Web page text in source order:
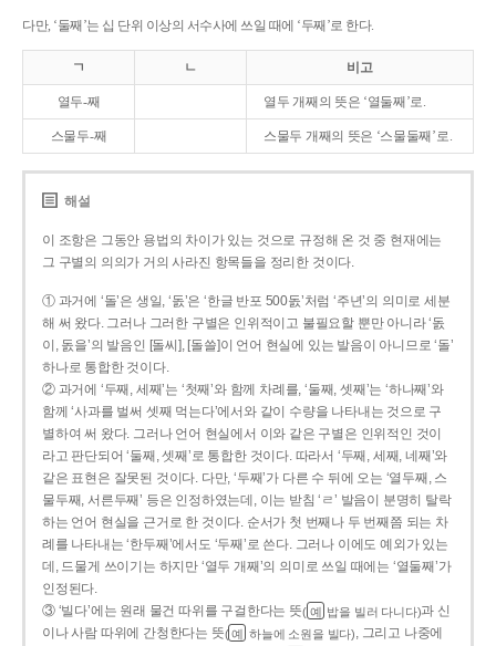
다만, ‘둘째’는 십 단위 이상의 서수사에 쓰일 때에 ‘두째’로 한다.
ㄱ ㄴ 비고
열두-째 열두 개째의 뜻은 ‘열둘째’로.
스물두-째 스물두 개째의 뜻은 ‘스물둘째’로.
해설
이 조항은 그동안 용법의 차이가 있는 것으로 규정해 온 것 중 현재에는
그 구별의 의의가 거의 사라진 항목들을 정리한 것이다.
① 과거에 ‘돌’은 생일, ‘돐’은 ‘한글 반포 500돐’처럼 ‘주년’의 의미로 세분
해 써 왔다. 그러나 그러한 구별은 인위적이고 불필요할 뿐만 아니라 ‘돐
이, 돐을’의 발음인 [돌씨], [돌쓸]이 언어 현실에 있는 발음이 아니므로 ‘돌’
하나로 통합한 것이다.
② 과거에 ‘두째, 세째’는 ‘첫째’와 함께 차례를, ‘둘째, 셋째’는 ‘하나째’와
함께 ‘사과를 벌써 셋째 먹는다’에서와 같이 수량을 나타내는 것으로 구
별하여 써 왔다. 그러나 언어 현실에서 이와 같은 구별은 인위적인 것이
라고 판단되어 ‘둘째, 셋째’로 통합한 것이다. 따라서 ‘두째, 세째, 네째’와
같은 표현은 잘못된 것이다. 다만, ‘두째’가 다른 수 뒤에 오는 ‘열두째, 스
물두째, 서른두째’ 등은 인정하였는데, 이는 받침 ‘ㄹ’ 발음이 분명히 탈락
하는 언어 현실을 근거로 한 것이다. 순서가 첫 번째나 두 번째쯤 되는 차
례를 나타내는 ‘한두째’에서도 ‘두째’로 쓴다. 그러나 이에도 예외가 있는
데, 드물게 쓰이기는 하지만 ‘열두 개째’의 의미로 쓰일 때에는 ‘열둘째’가
인정된다.
③ ‘빌다’에는 원래 물건 따위를 구걸한다는 뜻( 예 밥을 빌러 다니다)과 신
이나 사람 따위에 간청한다는 뜻( 예 하늘에 소원을 빌다), 그리고 나중에